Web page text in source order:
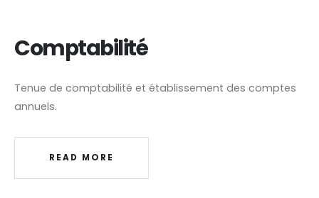
Comptabilité
Tenue de comptabilité et établissement des comptes
annuels.
READ MORE